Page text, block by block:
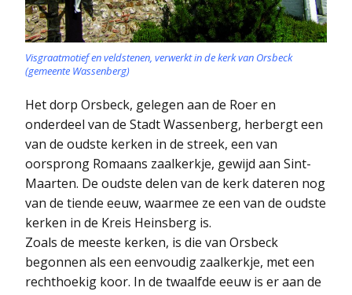
Visgraatmotief en veldstenen, verwerkt in de kerk van Orsbeck
(gemeente Wassenberg)
Het dorp Orsbeck, gelegen aan de Roer en
onderdeel van de Stadt Wassenberg, herbergt een
van de oudste kerken in de streek, een van
oorsprong Romaans zaalkerkje, gewijd aan Sint-
Maarten. De oudste delen van de kerk dateren nog
van de tiende eeuw, waarmee ze een van de oudste
kerken in de Kreis Heinsberg is.
Zoals de meeste kerken, is die van Orsbeck
begonnen als een eenvoudig zaalkerkje, met een
rechthoekig koor. In de twaalfde eeuw is er aan de